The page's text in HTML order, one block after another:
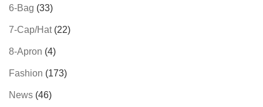
6-Bag (33)
7-Cap/Hat(22)
8-Apron (4)
Fashion (173)
News (46)